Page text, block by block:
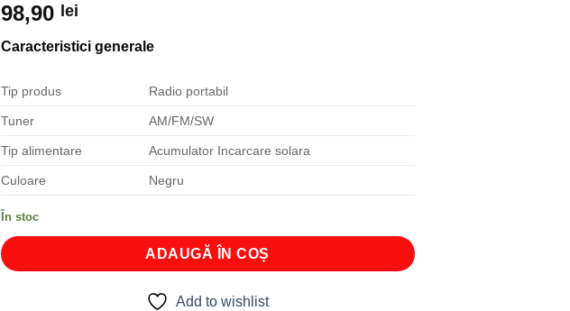
98,90 lei
Caracteristici generale
Tip produs Radio portabil
Tuner AM/FM/SW
Tip alimentare Acumulator Incarcare solara
Culoare Negru
În stoc
ADAUGĂ ÎN COȘ
Add to wishlist